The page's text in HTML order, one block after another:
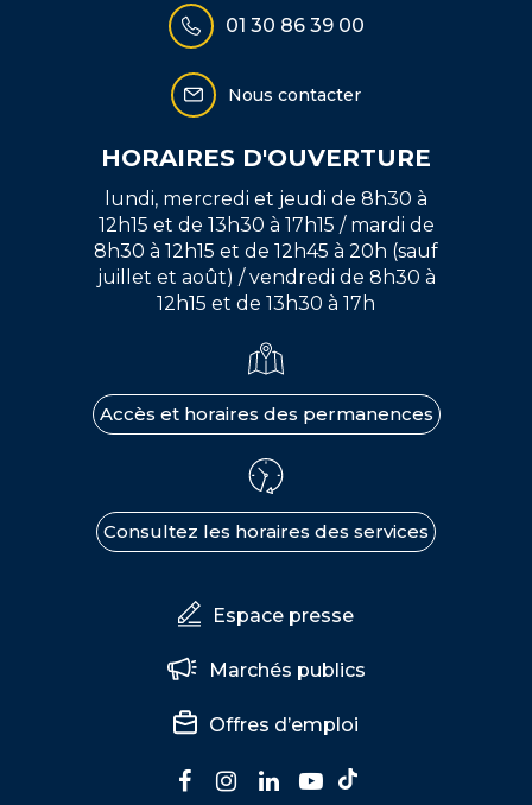
01 30 86 39 00
Nous contacter
HORAIRES D'OUVERTURE
lundi, mercredi et jeudi de 8h30 à
12h15 et de 13h30 à 17h15 / mardi de
8h30 à 12h15 et de 12h45 à 20h (sauf
juillet et août) / vendredi de 8h30 à
12h15 et de 13h30 à 17h
Accès et horaires des permanences
Consultez les horaires des services
Espace presse
Marchés publics
Offres d’emploi
LienLienLienLienLien